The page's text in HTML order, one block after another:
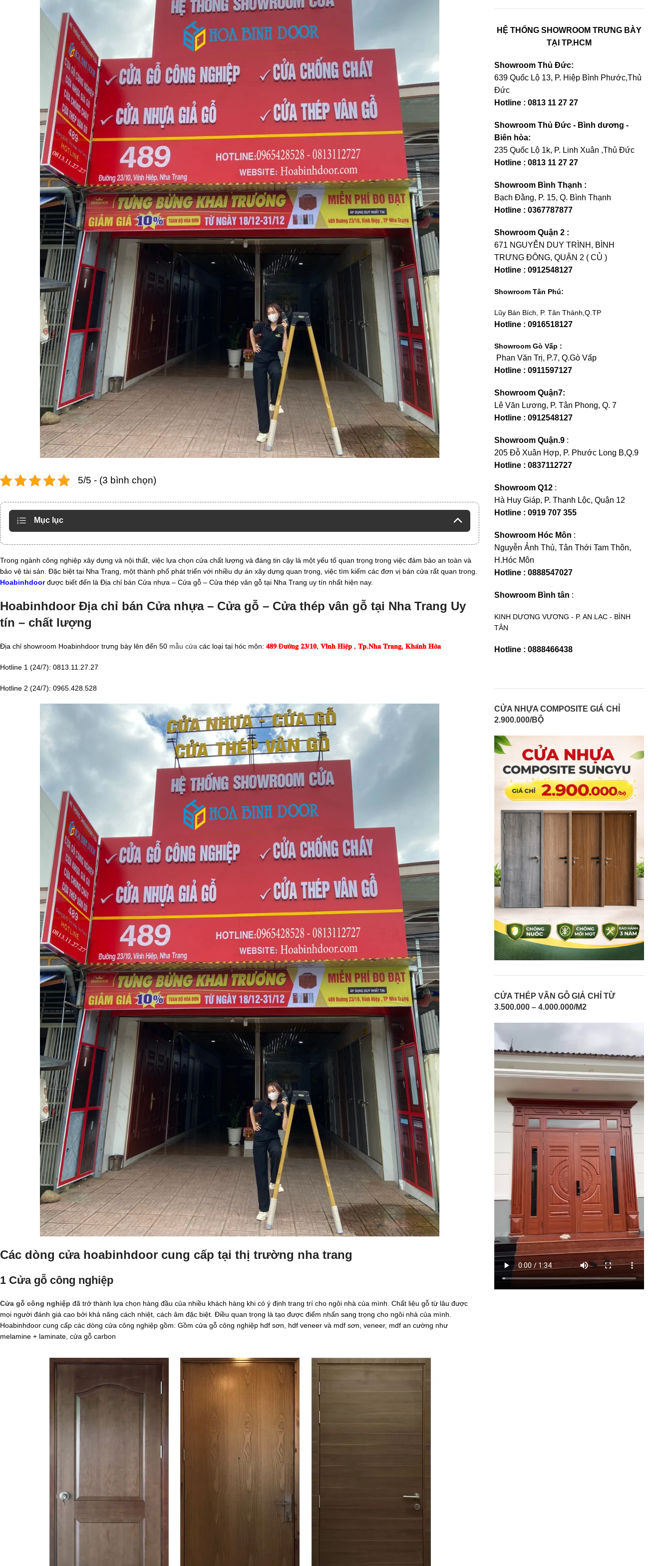
5/5 - (3 bình chọn)
Mục lục
Trong ngành công nghiệp xây dựng và nội thất, việc lựa chọn cửa chất lượng và đáng tin cậy là một yếu tố quan trọng trong việc đảm bảo an toàn và
bảo vệ tài sản. Đặc biệt tại Nha Trang, một thành phố phát triển với nhiều dự án xây dựng quan trọng, việc tìm kiếm các đơn vị bán cửa rất quan trong.
Hoabinhdoorđược biết đến là Địa chỉ bán Cửa nhựa – Cửa gỗ – Cửa thép vân gỗ tại Nha Trang uy tín nhất hiện nay.
Hoabinhdoor Địa chỉ bán Cửa nhựa – Cửa gỗ – Cửa thép vân gỗ tại Nha Trang Uy
tín – chất lượng
Địa chỉ showroom Hoabinhdoor trưng bày lên đến 50 mẫu cửa các loại tại hóc môn: 𝟒𝟖𝟗 Đ𝐮̛𝐨̛̀𝐧𝐠 𝟐𝟑/𝟏𝟎, 𝐕𝐢̃𝐧𝐡 𝐇𝐢𝐞̣̂𝐩 , 𝐓𝐩.𝐍𝐡𝐚 𝐓𝐫𝐚𝐧𝐠, 𝐊𝐡𝐚́𝐧𝐡 𝐇𝐨̀𝐚
Hotline 1 (24/7): 0813.11.27.27
Hotline 2 (24/7): 0965.428.528
Các dòng cửa hoabinhdoor cung cấp tại thị trường nha trang
1 Cửa gỗ công nghiệp
Cửa gỗ công nghiệp đã trở thành lựa chọn hàng đầu của nhiều khách hàng khi có ý định trang trí cho ngôi nhà của mình. Chất liệu gỗ từ lâu được
mọi người đánh giá cao bởi khả năng cách nhiệt, cách âm đặc biệt. Điều quan trọng là tạo được điểm nhấn sang trọng cho ngôi nhà của mình.
Hoabinhdoor cung cấp các dòng cửa công nghiệp gồm: Gồm cửa gỗ công nghiệp hdf sơn, hdf veneer và mdf sơn, veneer, mdf an cường như
melamine + laminate, cửa gỗ carbon
HỆ THỐNG SHOWROOM TRƯNG BÀY
TẠI TP.HCM
Showroom Thủ Đức:
639 Quốc Lộ 13, P. Hiệp Bình Phước,Thủ
Đức
Hotline : 0813 11 27 27
Showroom Thủ Đức - Bình dương -
Biên hòa:
235 Quốc Lộ 1k, P. Linh Xuân ,Thủ Đức
Hotline : 0813 11 27 27
Showroom Bình Thạnh :
Bạch Đằng, P. 15, Q. Bình Thạnh
Hotline : 0367787877
Showroom Quận 2 :
671 NGUYỄN DUY TRÌNH, BÌNH
TRƯNG ĐÔNG, QUẬN 2 ( CỦ )
Hotline : 0912548127
Showroom Tân Phú:
Lũy Bán Bích, P. Tân Thành,Q.TP
Hotline : 0916518127
Showroom Gò Vấp :
Phan Văn Trị, P.7, Q.Gò Vấp
Hotline : 0911597127
Showroom Quận7:
Lê Văn Lương, P. Tân Phong, Q. 7
Hotline : 0912548127
Showroom Quận.9 :
205 Đỗ Xuân Hợp, P. Phước Long B,Q.9
Hotline : 0837112727
Showroom Q12 :
Hà Huy Giáp, P. Thạnh Lộc, Quận 12
Hotline : 0919 707 355
Showroom Hóc Môn :
Nguyễn Ảnh Thủ, Tân Thới Tam Thôn,
H.Hóc Môn
Hotline : 0888547027
Showroom Bình tân :
KINH DƯƠNG VƯƠNG - P. AN LẠC - BÌNH
TÂN
Hotline : 0888466438
CỬA NHỰA COMPOSITE GIÁ CHỈ
2.900.000/BỘ
CỬA THÉP VÂN GỖ GIẢ CHỈ TỪ
3.500.000 – 4.000.000/M2